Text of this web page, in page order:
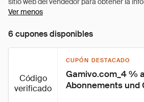
Ver menos
6 cupones disponibles
Código
verificado
CUPÓN DESTACADO
Gamivo.com_4 %
Abonnements und